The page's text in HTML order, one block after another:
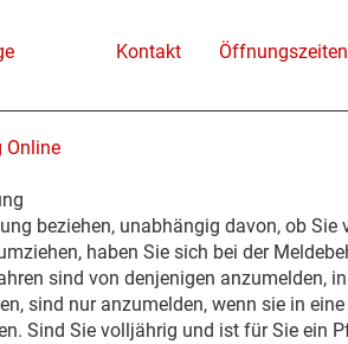
Kontakt Öffnungszeiten
Online
beziehen, unabhängig davon, ob
haben Sie sich bei der
sind von denjenigen anzumelden,
sind nur anzumelden, wenn sie in
Sind Sie volljährig und ist für Sie ein